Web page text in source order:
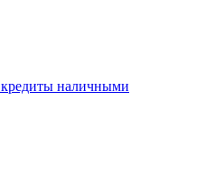
кредиты наличными